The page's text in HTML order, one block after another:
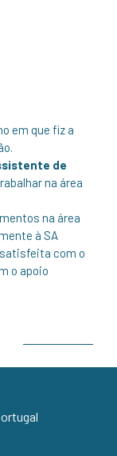
em que fiz a
de
na área
na área
à SA
com o
o apoio